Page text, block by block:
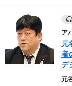
ア
元
者
デ
元